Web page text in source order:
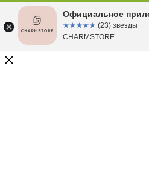
Официальное
☆☆☆☆☆
★★★★★ (23) звезды
CHARMSTORE